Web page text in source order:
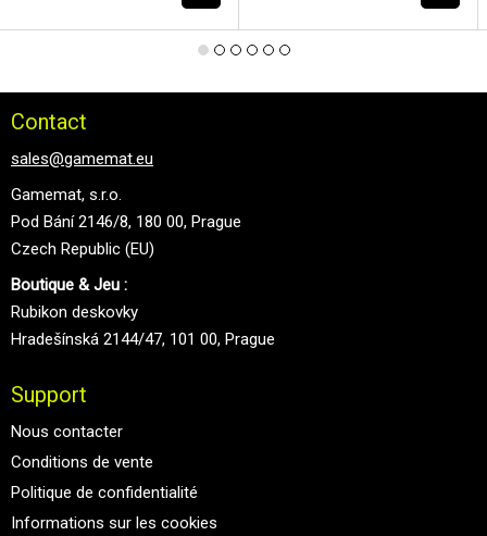
Contact
sales@gamemat.eu
Gamemat, s.r.o.
Pod Bání 2146/8, 180 00, Prague
Czech Republic (EU)
Boutique & Jeu :
Rubikon deskovky
Hradešínská 2144/47, 101 00, Prague
Support
Nous contacter
Conditions de vente
Politique de confidentialité
Informations sur les cookies